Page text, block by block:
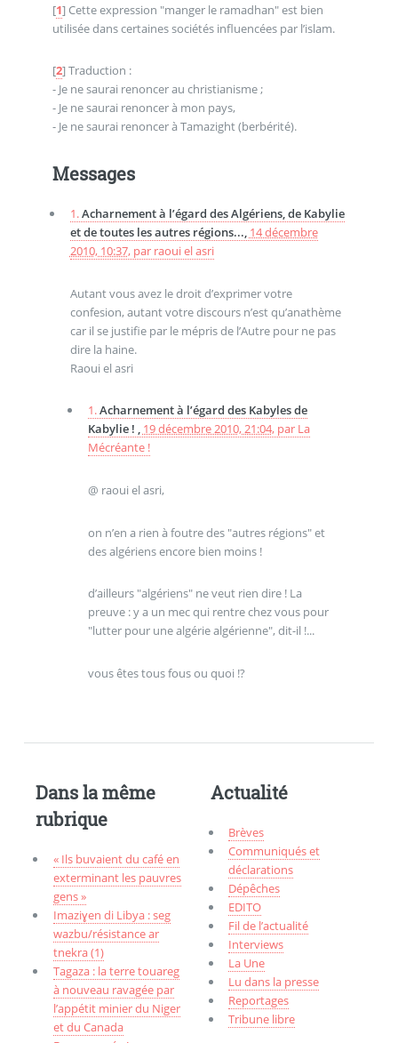
[1] Cette expression "manger le ramadhan" est bien
utilisée dans certaines sociétés influencées par l’islam.
[2]Traduction :
- Je ne saurai renoncer au christianisme ;
- Je ne saurai renoncer à mon pays,
- Je ne saurai renoncer à Tamazight (berbérité).
Messages
1.Acharnement à l’égard des Algériens, de Kabylie
et de toutes les autres régions..., 14 décembre
2010, 10:37, par raoui el asri
Autant vous avez le droit d’exprimer votre
confesion, autant votre discours n’est qu’anathème
car il se justifie par le mépris de l’Autre pour ne pas
dire la haine.
Raoui el asri
1.Acharnement à l’égard des Kabyles de
Kabylie ! , 19 décembre 2010, 21:04, par La
Mécréante !
@ raoui el asri,
on n’en a rien à foutre des "autres régions" et
des algériens encore bien moins !
d’ailleurs "algériens" ne veut rien dire ! La
preuve : y a un mec qui rentre chez vous pour
"lutter pour une algérie algérienne", dit-il !...
vous êtes tous fous ou quoi !?
Dans la même
rubrique
« Ils buvaient du café en
exterminant les pauvres
gens »
Imaziɣen di Libya : seg
wazbu/résistance ar
tnekra (1)
Tagaza : la terre touareg
à nouveau ravagée par
l’appétit minier du Niger
et du Canada
Actualité
Brèves
Communiqués et
déclarations
Dépêches
EDITO
Fil de l’actualité
Interviews
La Une
Lu dans la presse
Reportages
Tribune libre